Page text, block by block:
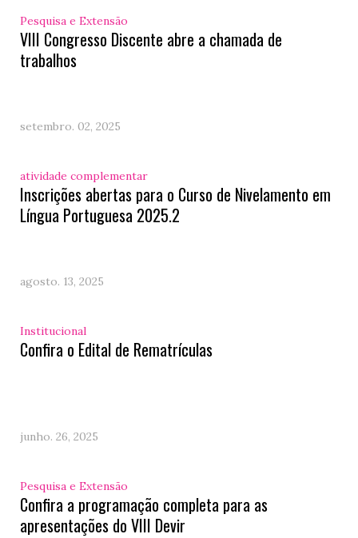
Pesquisa e Extensão
VIII Congresso Discente abre a chamada de
trabalhos
setembro. 02, 2025
atividade complementar
Inscrições abertas para o Curso de Nivelamento em
Língua Portuguesa 2025.2
agosto. 13, 2025
Institucional
Confira o Edital de Rematrículas
junho. 26, 2025
Pesquisa e Extensão
Confira a programação completa para as
apresentações do VIII Devir